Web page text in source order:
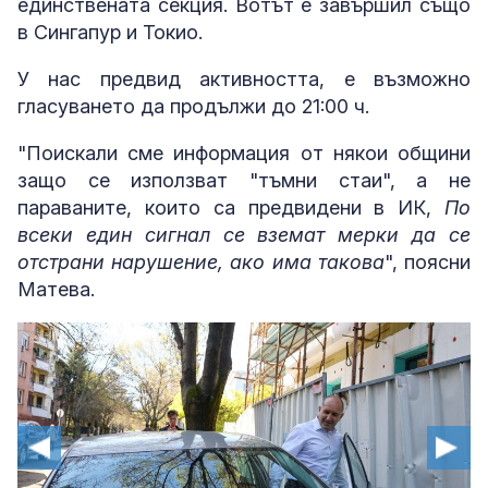
единствената секция. Вотът е завършил също
в Сингапур и Токио.
У нас предвид активността, е възможно
гласуването да продължи до 21:00 ч.
"Поискали сме информация от някои общини
защо се използват "тъмни стаи", а не
параваните, които са предвидени в ИК, По
всеки един сигнал се вземат мерки да се
отстрани нарушение, ако има такова", поясни
Матева.